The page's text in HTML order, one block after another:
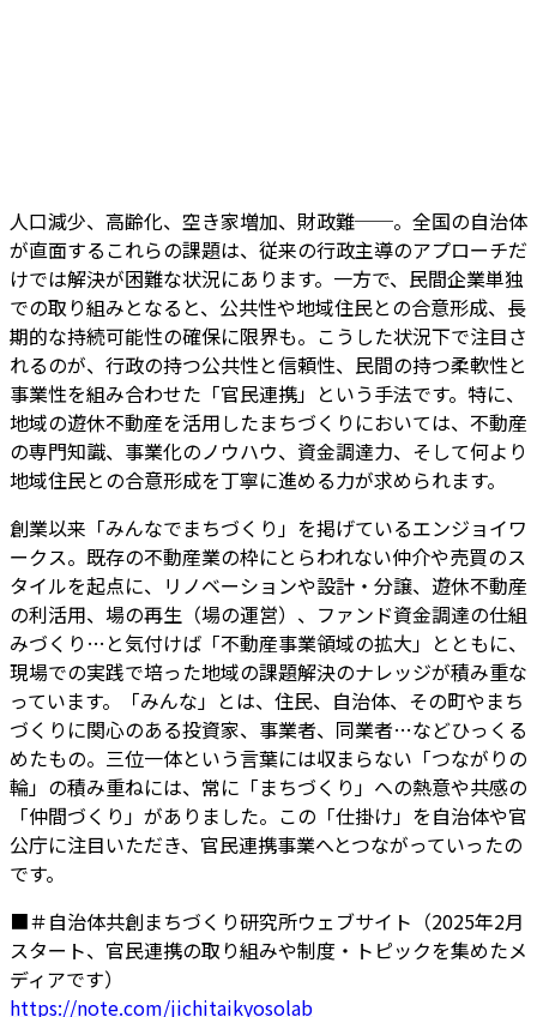
人口減少、高齢化、空き家増加、財政難──。全国の自治体
が直面するこれらの課題は、従来の行政主導のアプローチだ
けでは解決が困難な状況にあります。一方で、民間企業単独
での取り組みとなると、公共性や地域住民との合意形成、長
期的な持続可能性の確保に限界も。こうした状況下で注目さ
れるのが、行政の持つ公共性と信頼性、民間の持つ柔軟性と
事業性を組み合わせた「官民連携」という手法です。特に、
地域の遊休不動産を活用したまちづくりにおいては、不動産
の専門知識、事業化のノウハウ、資金調達力、そして何より
地域住民との合意形成を丁寧に進める力が求められます。
創業以来「みんなでまちづくり」を掲げているエンジョイワ
ークス。既存の不動産業の枠にとらわれない仲介や売買のス
タイルを起点に、リノベーションや設計・分譲、遊休不動産
の利活用、場の再生（場の運営）、ファンド資金調達の仕組
みづくり…と気付けば「不動産事業領域の拡大」とともに、
現場での実践で培った地域の課題解決のナレッジが積み重な
っています。「みんな」とは、住民、自治体、その町やまち
づくりに関心のある投資家、事業者、同業者…などひっくる
めたもの。三位一体という言葉には収まらない「つながりの
輪」の積み重ねには、常に「まちづくり」への熱意や共感の
「仲間づくり」がありました。この「仕掛け」を自治体や官
公庁に注目いただき、官民連携事業へとつながっていったの
です。
■＃自治体共創まちづくり研究所ウェブサイト（2025年2月
スタート、官民連携の取り組みや制度・トピックを集めたメ
ディアです）
https://note.com/jichitaikyosolab